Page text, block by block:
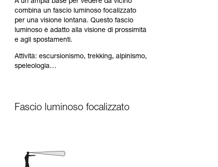
A un'ampia base per vedere da vicino
combina un fascio luminoso focalizzato
per una visione lontana. Questo fascio
luminoso è adatto alla visione di prossimità
e agli spostamenti.
Attività: escursionismo, trekking, alpinismo,
speleologia…
Fascio luminoso focalizzato